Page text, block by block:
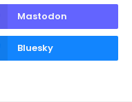
Mastodon
Bluesky